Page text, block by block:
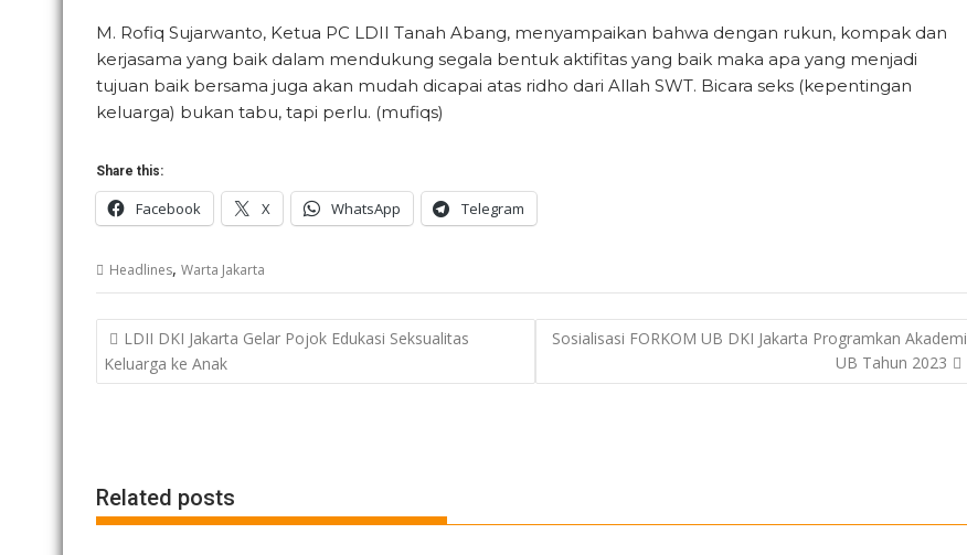
M. Rofiq Sujarwanto, Ketua PC LDII Tanah Abang, menyampaikan bahwa dengan rukun, kompak dan
kerjasama yang baik dalam mendukung segala bentuk aktifitas yang baik maka apa yang menjadi
tujuan baik bersama juga akan mudah dicapai atas ridho dari Allah SWT. Bicara seks (kepentingan
keluarga) bukan tabu, tapi perlu. (mufiqs)
Share this:
Facebook X WhatsApp Telegram
Headlines, Warta Jakarta
Post
navigation
LDII DKI Jakarta Gelar Pojok Edukasi Seksualitas
Keluarga ke Anak
Sosialisasi FORKOM UB DKI Jakarta Programkan Akademi
UB Tahun 2023
Related posts